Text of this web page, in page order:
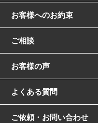
お客様へのお約束
ご相談
お客様の声
よくある質問
ご依頼・お問い合わせ